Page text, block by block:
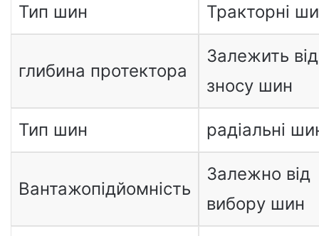
Тип шин Тракторні
глибина протектора
Залежить від
зносу шин
Тип шин радіальні
Вантажопідйомність
Залежно від
вибору шин